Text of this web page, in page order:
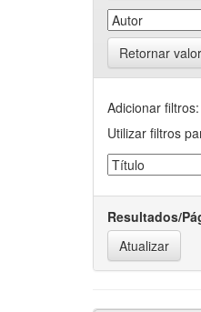
Retornar
Adicionar filtros:
Utilizar filtros
Resultados/